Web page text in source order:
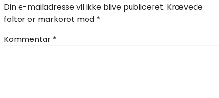
Din e-mailadresse vil ikke blive publiceret. Krævede
felter er markeret med *
Kommentar *